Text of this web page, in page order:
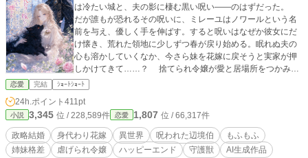
は冷たい城と、夫の影に棲む黒い呪い――のはずだった。
だが誰もが恐れるその呪いに、ミレーユはノワールという名
前を与え、優しく手を伸ばす。すると呪いはなぜか彼女にだ
け懐き、荒れた領地に少しずつ春が戻り始める。眠れぬ夫の
心も溶かしていくなか、今さら妹を花嫁に戻そうと実家が押
しかけてきて……？ 捨てられ令嬢が愛と居場所をつかみ、
もふもふ守護獣と幸せを呼ぶ、癒やしと逆転の契約結婚ファ
ンタジー！
恋愛 完結 ｼｮｰﾄｼｮｰﾄ
24h.ポイント 411pt
小説 3,345 位 / 228,589件 恋愛 1,807 位 / 66,317件
政略結婚 身代わり花嫁 異世界 呪われた辺境伯
もふもふ
姉妹格差
虐げられ令嬢 ハッピーエンド 守護獣 AI生成作品